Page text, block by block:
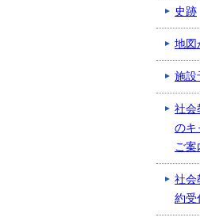
史跡
地図
施設
社会
のキ
ご案
社会
約受